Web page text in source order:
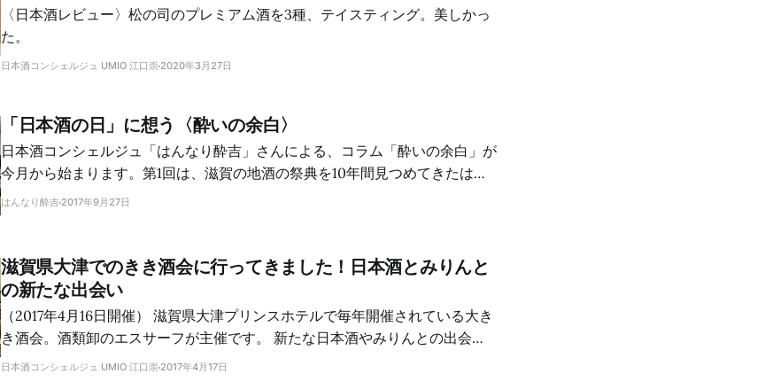
〈日本酒レビュー〉松の司のプレミアム酒を3種、テイスティング。美しかっ
た。
日本酒コンシェルジュ UMIO 江口崇 2020年3月27日
「日本酒の日」に想う〈酔いの余白〉
日本酒コンシェルジュ「はんなり酔吉」さんによる、コラム「酔いの余白」が
今月から始まります。第1回は、滋賀の地酒の祭典を10年間見つめてきたはん
なり酔吉さんが思う地酒文化がテーマです。
はんなり酔吉 2017年9月27日
滋賀県大津でのきき酒会に行ってきました！日本酒とみりんと
の新たな出会い
（2017年4月16日開催） 滋賀県大津プリンスホテルで毎年開催されている大き
き酒会。酒類卸のエスサーフが主催です。 新たな日本酒やみりんとの出会い
がありました。すべてのブースを回ることは叶わず。でも、いくつか深い体験
日本酒コンシェルジュ UMIO 江口崇 2017年4月17日